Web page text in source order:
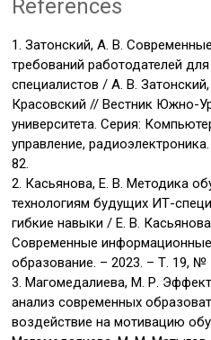
References
1. Затонский, А. В.
требований работодателей
специалистов / А. В.
Красовский // Вестник Южно-
университета. Серия:
управление,
82.
2. Касьянова, Е. В. Методика
технологиям будущих ИТ-
гибкие навыки / Е. В.
Современные
образование. – 2023. – Т. 19, №
3. Магомедалиева, М. Р.
анализ современных
воздействие на мотивацию